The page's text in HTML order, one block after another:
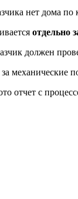
нет дома
отдельно
должен
за
отчет с